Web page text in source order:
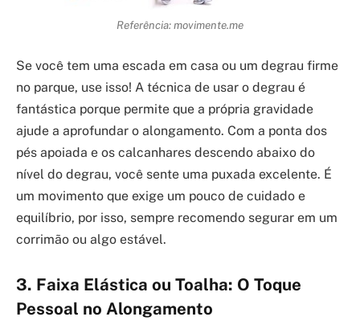
Referência: movimente.me
Se você tem uma escada em casa ou um degrau firme
no parque, use isso! A técnica de usar o degrau é
fantástica porque permite que a própria gravidade
ajude a aprofundar o alongamento. Com a ponta dos
pés apoiada e os calcanhares descendo abaixo do
nível do degrau, você sente uma puxada excelente. É
um movimento que exige um pouco de cuidado e
equilíbrio, por isso, sempre recomendo segurar em um
corrimão ou algo estável.
3. Faixa Elástica ou Toalha: O Toque
Pessoal no Alongamento